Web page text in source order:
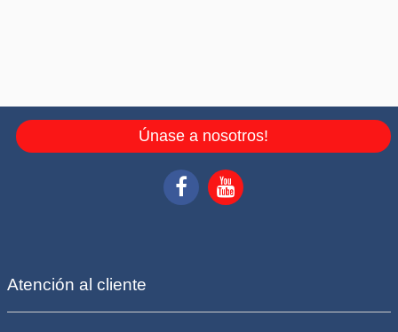
Únase a nosotros!
Atención al cliente